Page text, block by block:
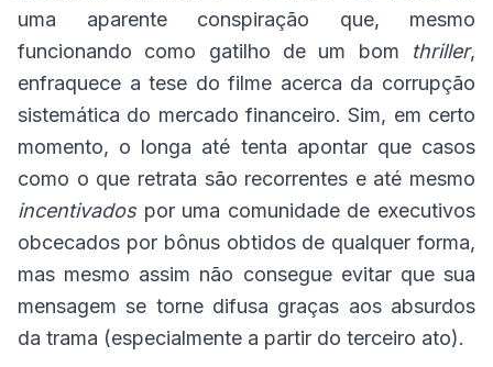
uma aparente conspiração que, mesmo
funcionando como gatilho de um bom thriller,
enfraquece a tese do filme acerca da corrupção
sistemática do mercado financeiro. Sim, em certo
momento, o longa até tenta apontar que casos
como o que retrata são recorrentes e até mesmo
incentivadospor uma comunidade de executivos
obcecados por bônus obtidos de qualquer forma,
mas mesmo assim não consegue evitar que sua
mensagem se torne difusa graças aos absurdos
da trama (especialmente a partir do terceiro ato).